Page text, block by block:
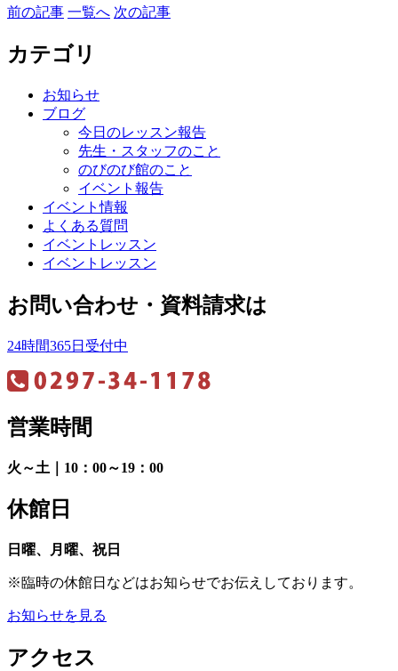
前の記事 一覧へ 次の記事
カテゴリ
お知らせ
ブログ
今日のレッスン報告
先生・スタッフのこと
のびのび館のこと
イベント報告
イベント情報
よくある質問
イベントレッスン
イベントレッスン
お問い合わせ・資料請求は
24時間365日受付中
営業時間
火～土｜10：00～19：00
休館日
日曜、月曜、祝日
※臨時の休館日などはお知らせでお伝えしております。
お知らせを見る
アクセス